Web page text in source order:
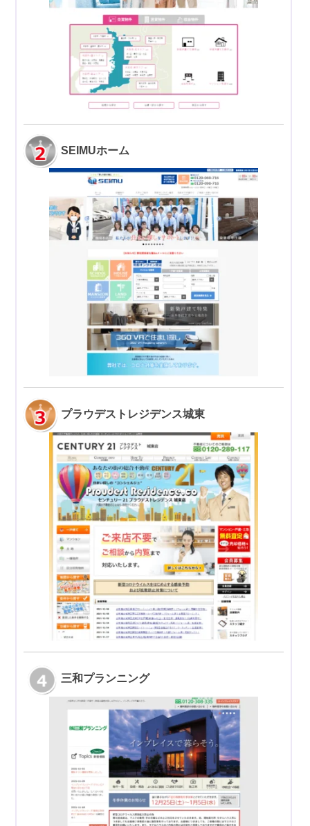
SEIMUホーム
プラウデストレジデンス城東
三和プランニング